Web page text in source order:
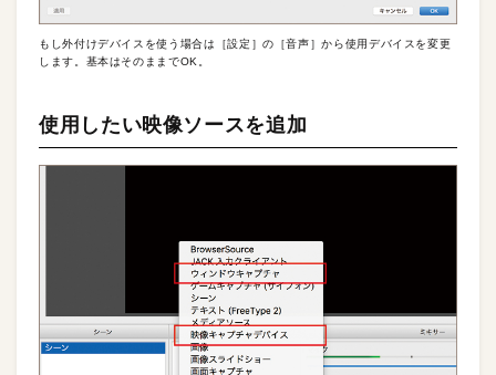
もし外付けデバイスを使う場合は［設定］の［音声］から使用デバイスを変更
します。基本はそのままでOK。
使用したい映像ソースを追加